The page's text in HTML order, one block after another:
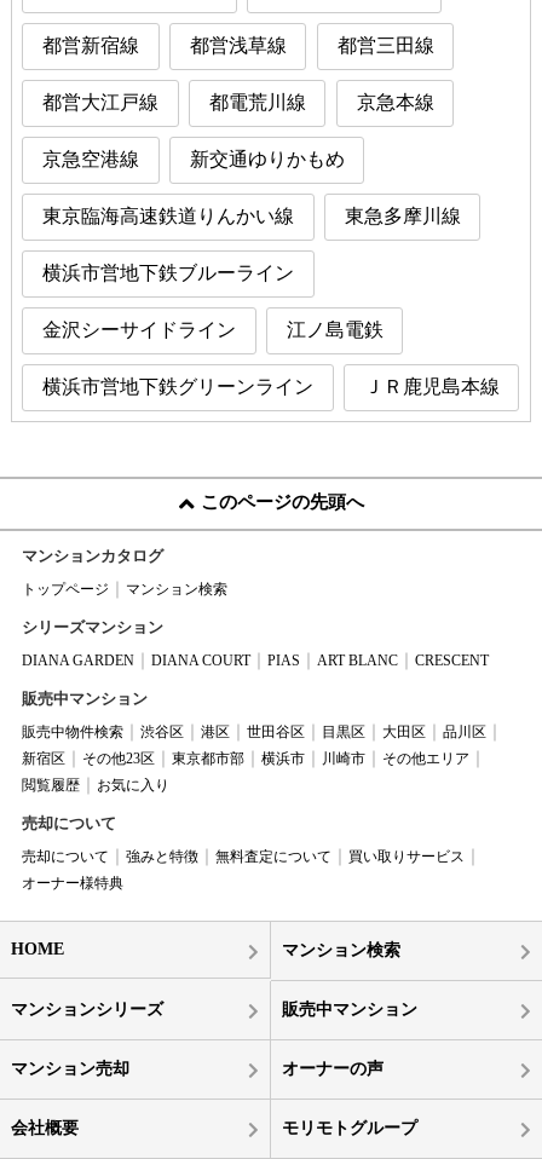
都営新宿線 都営浅草線 都営三田線
都営大江戸線 都電荒川線 京急本線
京急空港線 新交通ゆりかもめ
東京臨海高速鉄道りんかい線 東急多摩川線
横浜市営地下鉄ブルーライン
金沢シーサイドライン 江ノ島電鉄
横浜市営地下鉄グリーンライン ＪＲ鹿児島本線
このページの先頭へ
マンションカタログ
トップページ マンション検索
シリーズマンション
DIANA GARDEN DIANA COURT PIAS ART BLANC CRESCENT
販売中マンション
販売中物件検索 渋谷区 港区 世田谷区 目黒区 大田区
品川区
新宿区
その他23区 東京都市部 横浜市 川崎市
その他エリア
閲覧履歴
お気に入り
売却について
売却について 強みと特徴 無料査定について
買い取りサービス
オーナー様特典
HOME マンション検索
マンションシリーズ 販売中マンション
マンション売却 オーナーの声
会社概要 モリモトグループ